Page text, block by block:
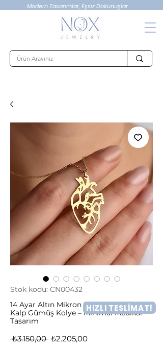
Modern Tasarımlar, Eşsiz Dokunuşlar
Stok kodu: CN00432
14 Ayar Altın Mikron Kaplama Anatomik
Kalp Gümüş Kolye – Minimal Medikal
Tasarım
₺3.150,00 Normal
₺2.205,00İndirimli
HIZLI TESLİMAT!